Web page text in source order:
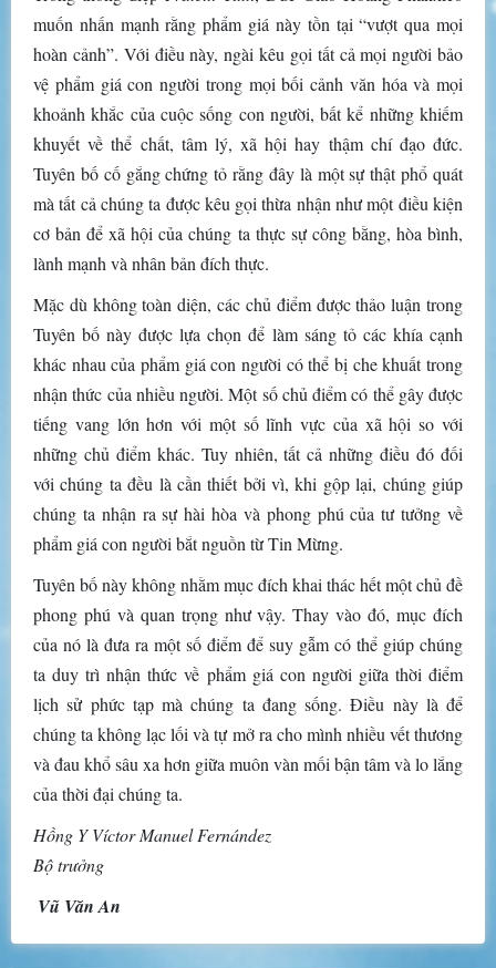
muốn nhấn mạnh rằng phẩm giá này tồn tại “vượt qua mọi
hoàn cảnh”. Với điều này, ngài kêu gọi tất cả mọi người bảo
vệ phẩm giá con người trong mọi bối cảnh văn hóa và mọi
khoảnh khắc của cuộc sống con người, bất kể những khiếm
khuyết về thể chất, tâm lý, xã hội hay thậm chí đạo đức.
Tuyên bố cố gắng chứng tỏ rằng đây là một sự thật phổ quát
mà tất cả chúng ta được kêu gọi thừa nhận như một điều kiện
cơ bản để xã hội của chúng ta thực sự công bằng, hòa bình,
lành mạnh và nhân bản đích thực.
Mặc dù không toàn diện, các chủ điểm được thảo luận trong
Tuyên bố này được lựa chọn để làm sáng tỏ các khía cạnh
khác nhau của phẩm giá con người có thể bị che khuất trong
nhận thức của nhiều người. Một số chủ điểm có thể gây được
tiếng vang lớn hơn với một số lĩnh vực của xã hội so với
những chủ điểm khác. Tuy nhiên, tất cả những điều đó đối
với chúng ta đều là cần thiết bởi vì, khi gộp lại, chúng giúp
chúng ta nhận ra sự hài hòa và phong phú của tư tưởng về
phẩm giá con người bắt nguồn từ Tin Mừng.
Tuyên bố này không nhằm mục đích khai thác hết một chủ đề
phong phú và quan trọng như vậy. Thay vào đó, mục đích
của nó là đưa ra một số điểm để suy gẫm có thể giúp chúng
ta duy trì nhận thức về phẩm giá con người giữa thời điểm
lịch sử phức tạp mà chúng ta đang sống. Điều này là để
chúng ta không lạc lối và tự mở ra cho mình nhiều vết thương
và đau khổ sâu xa hơn giữa muôn vàn mối bận tâm và lo lắng
của thời đại chúng ta.
Hồng Y Víctor Manuel Fernández
Bộ trưởng
Vũ Văn An